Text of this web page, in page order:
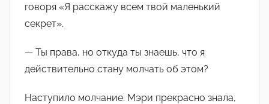
говоря «Я расскажу всем твой маленький
секрет».
— Ты права, но откуда ты знаешь, что я
действительно стану молчать об этом?
Наступило молчание. Мэри прекрасно знала,